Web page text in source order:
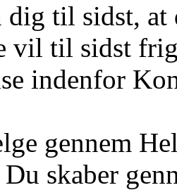
dig til sidst, at
vil til sidst
indenfor
gennem
skaber